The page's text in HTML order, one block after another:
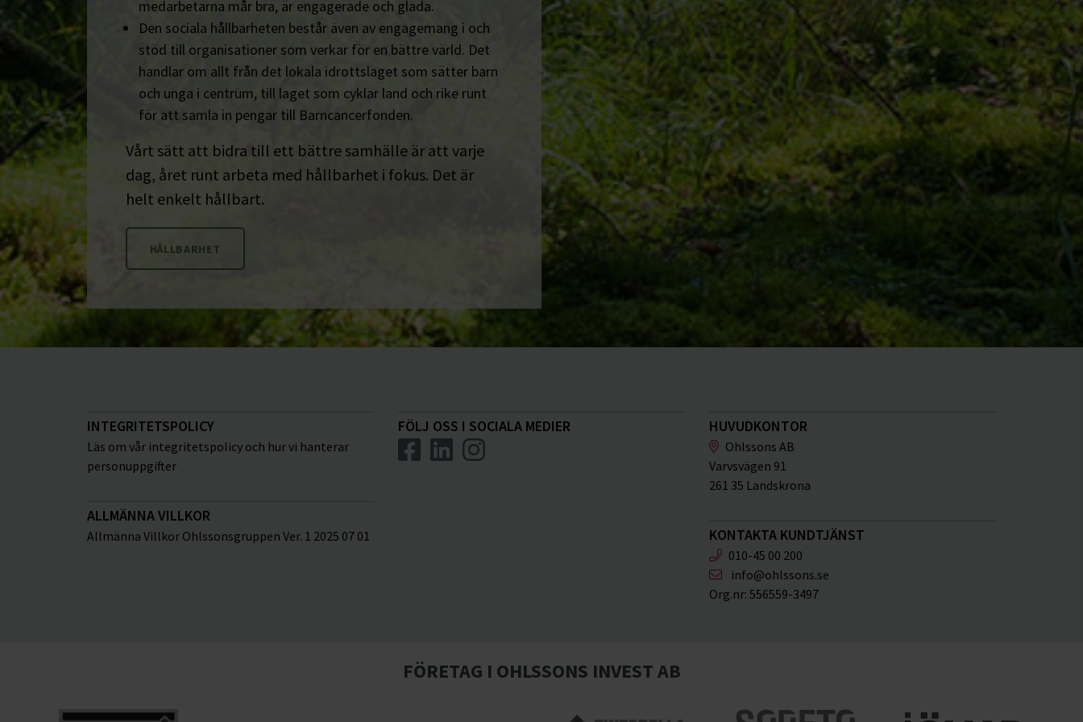
medarbetarna mår bra, är engagerade och glada.
Den sociala hållbarheten består även av engagemang i och
stöd till organisationer som verkar för en bättre värld. Det
handlar om allt från det lokala idrottslaget som sätter barn
och unga i centrum, till laget som cyklar land och rike runt
för att samla in pengar till Barncancerfonden.
Vårt sätt att bidra till ett bättre samhälle är att varje
dag, året runt arbeta med hållbarhet i fokus. Det är
helt enkelt hållbart.
HÅLLBARHET
INTEGRITETSPOLICY
Läs om vår integritetspolicy och hur vi hanterar
personuppgifter
ALLMÄNNA VILLKOR
Allmänna Villkor Ohlssonsgruppen Ver. 1 2025 07 01
FÖLJ OSS I SOCIALA MEDIER HUVUDKONTOR
Ohlssons AB
Varvsvägen 91
261 35 Landskrona
KONTAKTA KUNDTJÄNST
010-45 00 200
info@ohlssons.se
Org.nr: 556559-3497
FÖRETAG I OHLSSONS INVEST AB